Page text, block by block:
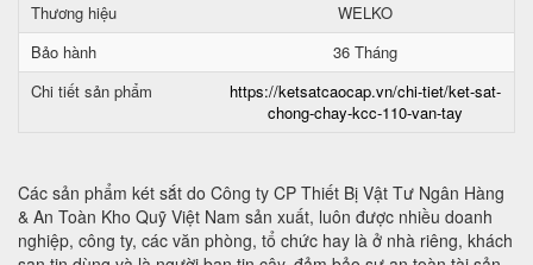
Thương hiệu
WELKO
Bảo hành
36 Tháng
Chi tiết sản phẩm
https://ketsatcaocap.vn/chi-tiet/ket-sat-
chong-chay-kcc-110-van-tay
Các sản phẩm két sắt do Công ty CP Thiết Bị Vật Tư Ngân Hàng
& An Toàn Kho Quỹ Việt Nam sản xuất, luôn được nhiều doanh
nghiệp, công ty, các văn phòng, tổ chức hay là ở nhà riêng, khách